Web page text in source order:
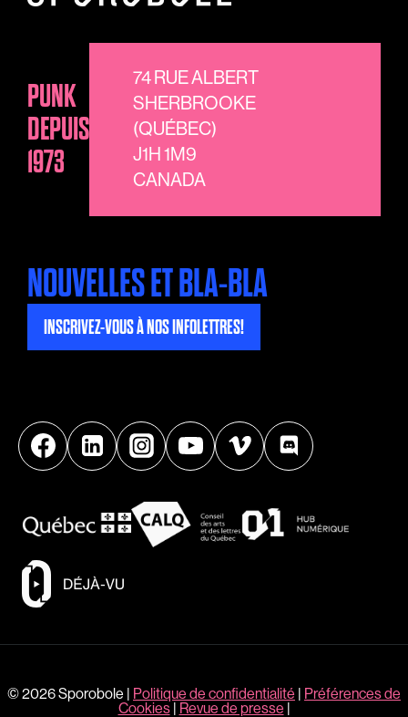
PUNK
DEPUIS
1973
74 RUE ALBERT
SHERBROOKE
(QUÉBEC)
J1H 1M9
CANADA
NOUVELLES ET BLA-BLA
INSCRIVEZ-VOUS À NOS INFOLETTRES!
© 2026 Sporobole | Politique de confidentialité
Préférences de
Cookies| Revue de presse